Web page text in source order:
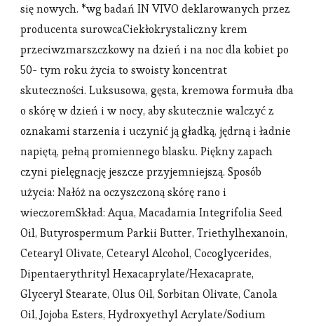
się nowych. *wg badań IN VIVO deklarowanych przez
producenta surowcaCiekłokrystaliczny krem
przeciwzmarszczkowy na dzień i na noc dla kobiet po
50- tym roku życia to swoisty koncentrat
skuteczności. Luksusowa, gęsta, kremowa formuła dba
o skórę w dzień i w nocy, aby skutecznie walczyć z
oznakami starzenia i uczynić ją gładką, jędrną i ładnie
napiętą, pełną promiennego blasku. Piękny zapach
czyni pielęgnację jeszcze przyjemniejszą. Sposób
użycia: Nałóż na oczyszczoną skórę rano i
wieczoremSkład: Aqua, Macadamia Integrifolia Seed
Oil, Butyrospermum Parkii Butter, Triethylhexanoin,
Cetearyl Olivate, Cetearyl Alcohol, Cocoglycerides,
Dipentaerythrityl Hexacaprylate/Hexacaprate,
Glyceryl Stearate, Olus Oil, Sorbitan Olivate, Canola
Oil, Jojoba Esters, Hydroxyethyl Acrylate/Sodium